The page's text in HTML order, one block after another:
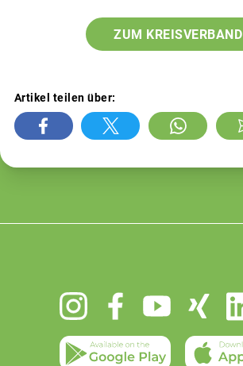
ZUM KREISVERBAND
Artikel teilen über: